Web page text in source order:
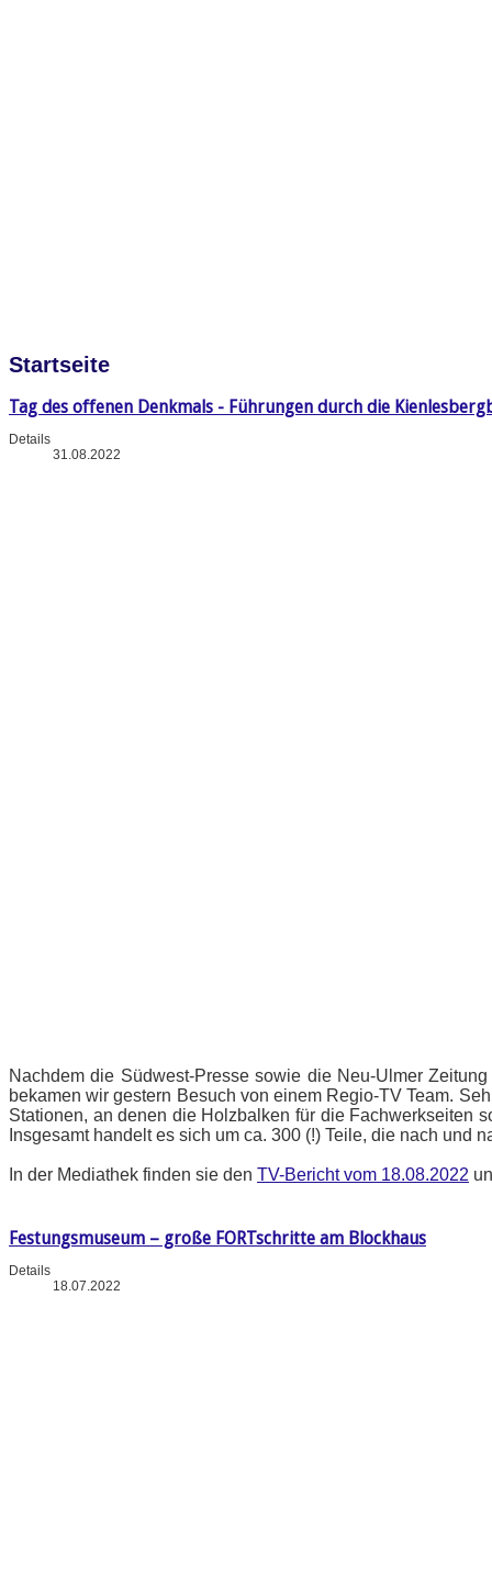
Startseite
Tag des offenen Denkmals - Führungen durch die
Details
31.08.2022
Nachdem die Südwest-Presse sowie die Neu-Ulmer
bekamen wir gestern Besuch von einem Regio-TV Team.
Stationen, an denen die Holzbalken für die Fachwerkseiten
Insgesamt handelt es sich um ca. 300 (!) Teile, die nach und
In der Mediathek finden sie den TV-Bericht vom 18.08.2022
Festungsmuseum – große FORTschritte am Blockhaus
Details
18.07.2022